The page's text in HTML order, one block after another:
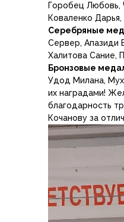
Горобец Любовь,
Коваленко
Серебряные
Сервер, Апазиди
Халитова Сание,
Бронзовые
Удод Милана,
их наградами!
благодарность
Кочанову за